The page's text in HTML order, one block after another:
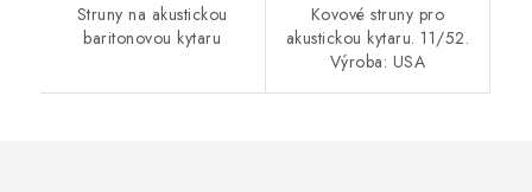
Struny na akustickou
baritonovou kytaru
Kovové struny pro
akustickou kytaru. 11/52.
Výroba: USA